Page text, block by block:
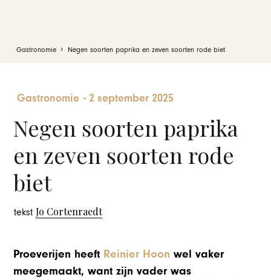
Gastronomie Negen soorten paprika en zeven soorten rode biet
Gastronomie -2 september 2025
Negen soorten paprika
en zeven soorten rode
biet
tekst Jo Cortenraedt
Proeverijen heeft Reinier Hoon wel vaker
meegemaakt, want zijn vader was